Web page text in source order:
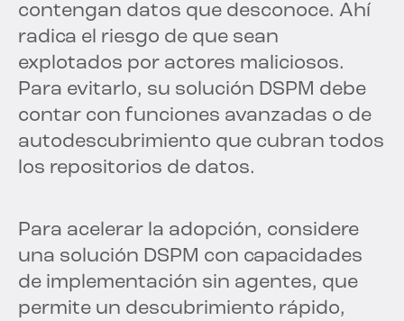
contengan datos que desconoce. Ahí
radica el riesgo de que sean
explotados por actores maliciosos.
Para evitarlo, su solución DSPM debe
contar con funciones avanzadas o de
autodescubrimiento que cubran todos
los repositorios de datos.
Para acelerar la adopción, considere
una solución DSPM con capacidades
de implementación sin agentes, que
permite un descubrimiento rápido,